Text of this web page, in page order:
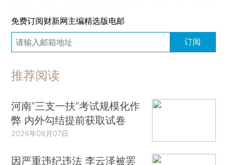
免费订阅财新网主编精选版电邮
订阅
推荐阅读
河南“三支一扶”考试规模化作
弊 内外勾结提前获取试卷
2026年08月07日
因严重违纪违法 李云泽被罢